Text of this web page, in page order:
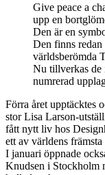
Give peace a
upp en
Den är en
Den finns
världsberömda
Nu tillverkas de
numrerad
Förra året upptäcktes
stor Lisa Larson-
fått nytt liv hos
ett av världens
I januari öppnade
Knudsen i Stockholm